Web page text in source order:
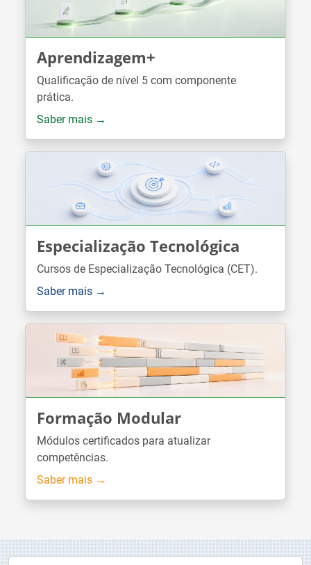
Aprendizagem+
Qualificação de nível 5 com componente
prática.
Saber mais →
Especialização Tecnológica
Cursos de Especialização Tecnológica (CET).
Saber mais →
Formação Modular
Módulos certificados para atualizar
competências.
Saber mais →